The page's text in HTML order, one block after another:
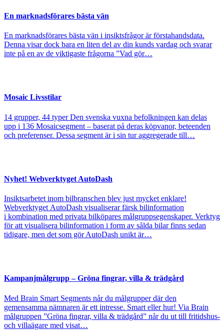
En marknadsförares bästa vän
En marknadsförares bästa vän i insiktsfrågor är förstahandsdata.
Denna visar dock bara en liten del av din kunds vardag och svarar
inte på en av de viktigaste frågorna ”Vad gör…
Mosaic Livsstilar
14 grupper, 44 typer Den svenska vuxna befolkningen kan delas
upp i 136 Mosaicsegment – baserat på deras köpvanor, beteenden
och preferenser. Dessa segment är i sin tur aggregerade till…
Nyhet! Webverktyget AutoDash
Insiktsarbetet inom bilbranschen blev just mycket enklare!
Webverktyget AutoDash visualiserar färsk bilinformation
i kombination med privata bilköpares målgruppsegenskaper. Verktyg
för att visualisera bilinformation i form av sålda bilar finns sedan
tidigare, men det som gör AutoDash unikt är…
Kampanjmålgrupp – Gröna fingrar, villa & trädgård
Med Brain Smart Segments når du målgrupper där den
gemensamma nämnaren är ett intresse. Smart eller hur! Via Brain
målgruppen ”Gröna fingrar, villa & trädgård” når du ut till fritidshus-
och villaägare med visat…